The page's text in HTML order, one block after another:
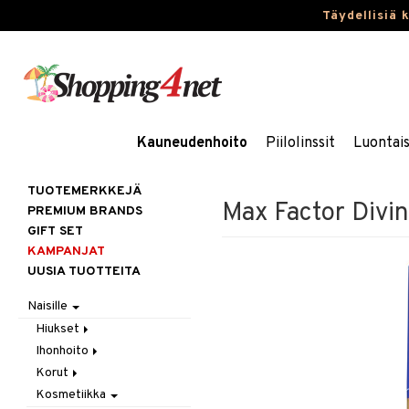
Täydellisiä
Kauneudenhoito Piilolinssit
Max Factor
TUOTEMERKKEJÄ
PREMIUM BRANDS
GIFT SET
KAMPANJAT
UUSIA TUOTTEITA
Naisille
Hiukset
Gift Set
Harjat / Kammat
Hiuskuurit
Ihonhoito
Aurinkotuotteet
Erikoistuotteet
Korut
Kaulakorut
Kosmetiikka